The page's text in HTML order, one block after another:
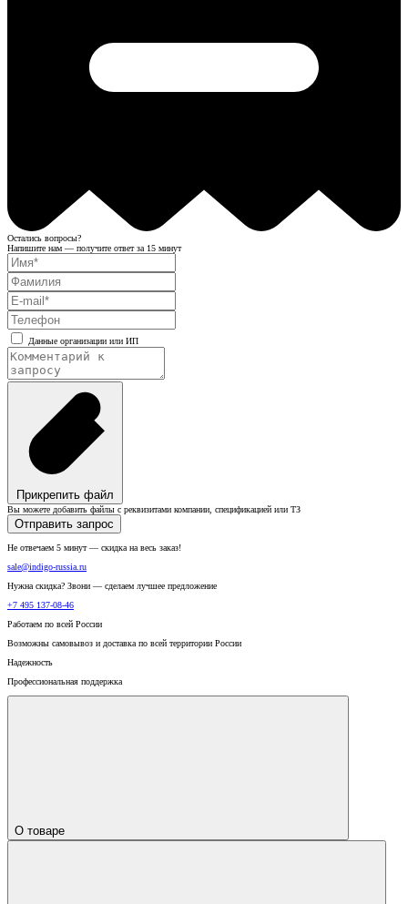
Остались вопросы?
Напишите нам — получите ответ за 15 минут
Данные организации или ИП
Прикрепить файл
Вы можете добавить файлы с реквизитами компании, спецификацией или ТЗ
Отправить запрос
Не отвечаем 5 минут — скидка на весь заказ!
sale@indigo-russia.ru
Нужна скидка? Звони — сделаем лучшее предложение
+7 495 137-08-46
Работаем по всей России
Возможны самовывоз и доставка по всей территории России
Надежность
Профессиональная поддержка
О товаре